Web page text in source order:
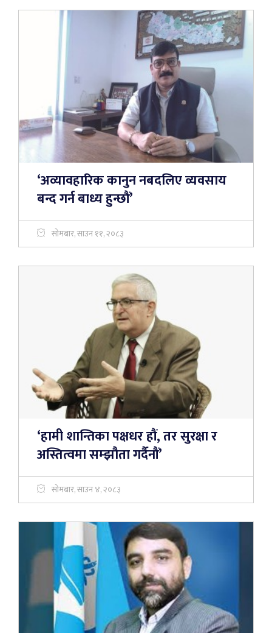
‘अव्यावहारिक कानुन नबदलिए व्यवसाय
बन्द गर्न बाध्य हुन्छौं’
सोमबार, साउन ११, २०८३
‘हामी शान्तिका पक्षधर हौं, तर सुरक्षा र
अस्तित्वमा सम्झौता गर्दैनौं’
सोमबार, साउन ४, २०८३